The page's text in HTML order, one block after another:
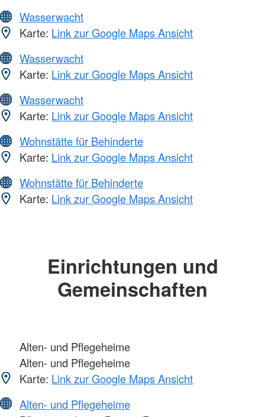
Wasserwacht
Karte: Link zur Google Maps Ansicht
Wasserwacht
Karte: Link zur Google Maps Ansicht
Wasserwacht
Karte: Link zur Google Maps Ansicht
Wohnstätte für Behinderte
Karte: Link zur Google Maps Ansicht
Wohnstätte für Behinderte
Karte: Link zur Google Maps Ansicht
Einrichtungen und
Gemeinschaften
Alten- und Pflegeheime
Alten- und Pflegeheime
Karte: Link zur Google Maps Ansicht
Alten- und Pflegeheime